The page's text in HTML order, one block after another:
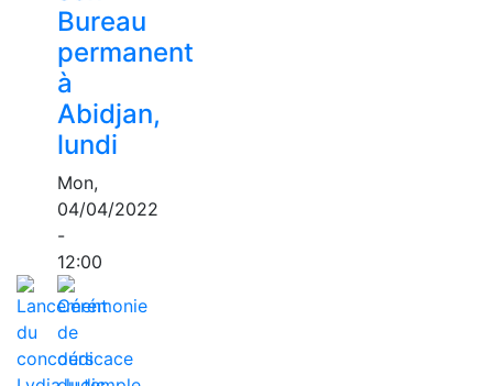
Bureau
permanent
à
Abidjan,
lundi
Mon,
04/04/2022
-
12:00